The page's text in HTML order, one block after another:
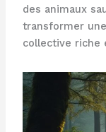
des animaux
transformer
collective riche